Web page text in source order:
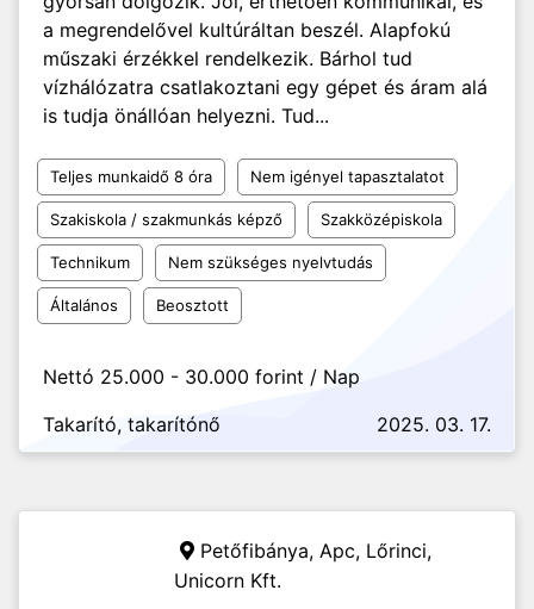
a megrendelővel kultúráltan beszél. Alapfokú
műszaki érzékkel rendelkezik. Bárhol tud
vízhálózatra csatlakoztani egy gépet és áram alá
is tudja önállóan helyezni. Tud...
Teljes munkaidő 8 óra Nem igényel tapasztalatot
Szakiskola / szakmunkás képző Szakközépiskola
Technikum Nem szükséges nyelvtudás
Általános Beosztott
Nettó 25.000 - 30.000 forint / Nap
Takarító, takarítónő
2025. 03. 17.
Petőfibánya, Apc, Lőrinci,
Unicorn Kft.